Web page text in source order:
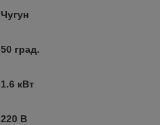
Чугун
50 град.
1.6 кВт
220 В